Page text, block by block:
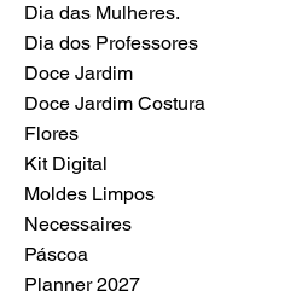
Dia das Mulheres.
Dia dos Professores
Doce Jardim
Doce Jardim Costura
Flores
Kit Digital
Moldes Limpos
Necessaires
Páscoa
Planner 2027